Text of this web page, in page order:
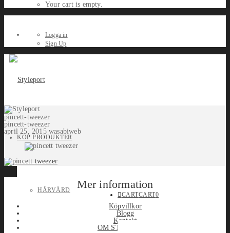
Your cart is empty.
Logga in
Sign Up
KÖP PRODUKTER
HÅRVÅRD
CARTCART0
pincett-tweezer
pincett-tweezer
april 25, 2015 wasabiweb
Mer information
Köpvillkor
Blogg
Kontakt
OM STYLEPORT